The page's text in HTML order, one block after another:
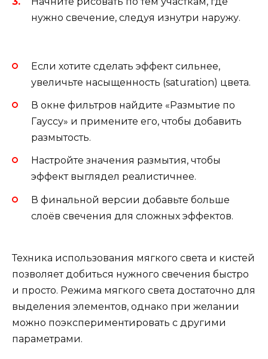
нужно свечение, следуя изнутри наружу.
Если хотите сделать эффект сильнее,
увеличьте насыщенность (saturation) цвета.
В окне фильтров найдите «Размытие по
Гауссу» и примените его, чтобы добавить
размытость.
Настройте значения размытия, чтобы
эффект выглядел реалистичнее.
В финальной версии добавьте больше
слоёв свечения для сложных эффектов.
Техника использования мягкого света и кистей
позволяет добиться нужного свечения быстро
и просто. Режима мягкого света достаточно для
выделения элементов, однако при желании
можно поэкспериментировать с другими
параметрами.